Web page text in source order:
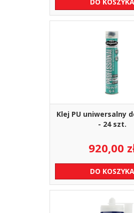
Klej PU uniwersalny
- 24 szt.
920,00
DO KOSZYKA